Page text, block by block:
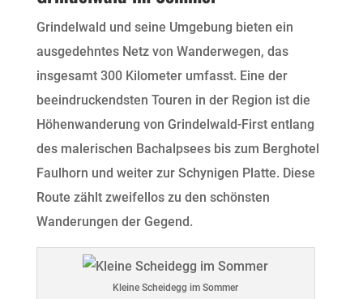
Grindelwald und seine Umgebung bieten ein
ausgedehntes Netz von Wanderwegen, das
insgesamt 300 Kilometer umfasst. Eine der
beeindruckendsten Touren in der Region ist die
Höhenwanderung von Grindelwald-First entlang
des malerischen Bachalpsees bis zum Berghotel
Faulhorn und weiter zur Schynigen Platte. Diese
Route zählt zweifellos zu den schönsten
Wanderungen der Gegend.
Kleine Scheidegg im Sommer